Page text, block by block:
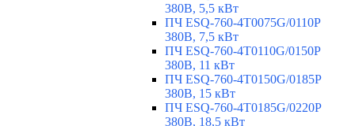
380В, 5,5 кВт
ПЧ ESQ-760-4T0075G/0110P
380В, 7,5 кВт
ПЧ ESQ-760-4T0110G/0150P
380В, 11 кВт
ПЧ ESQ-760-4T0150G/0185P
380В, 15 кВт
ПЧ ESQ-760-4T0185G/0220P
380В, 18,5 кВт